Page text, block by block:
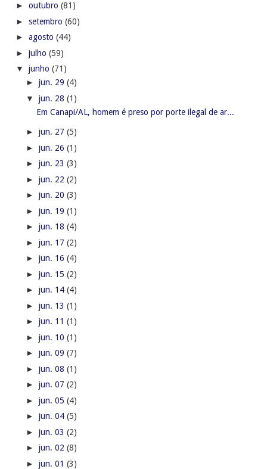
► outubro (81)
► setembro (60)
► agosto (44)
► julho (59)
▼ junho (71)
► jun. 29 (4)
▼ jun. 28 (1)
Em Canapi/AL, homem é preso por porte ilegal de ar...
► jun. 27 (5)
► jun. 26 (1)
► jun. 23 (3)
► jun. 22 (2)
► jun. 20 (3)
► jun. 19 (1)
► jun. 18 (4)
► jun. 17 (2)
► jun. 16 (4)
► jun. 15 (2)
► jun. 14 (4)
► jun. 13 (1)
► jun. 11 (1)
► jun. 10 (1)
► jun. 09 (7)
► jun. 08 (1)
► jun. 07 (2)
► jun. 05 (4)
► jun. 04 (5)
► jun. 03 (2)
► jun. 02 (8)
► jun. 01 (3)